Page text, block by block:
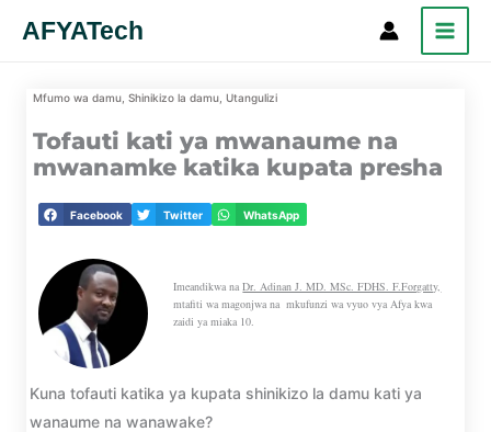
AFYATech Search
Mfumo wa damu Shinikizo la damu Utangulizi
Tofauti kati ya mwanaume na
mwanamke katika kupata presha
Facebook Twitter WhatsApp
Imeandikwa naDr. Adinan J. MD. MSc. FDHS. F.Forgatty,
mtafiti wa magonjwa na mkufunzi wa vyuo vya Afya kwa
zaidi ya miaka 10.
Kuna tofauti katika ya kupata shinikizo la damu kati ya
wanaume na wanawake?